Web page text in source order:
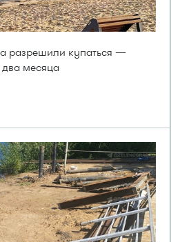
разрешили купаться —
два месяца